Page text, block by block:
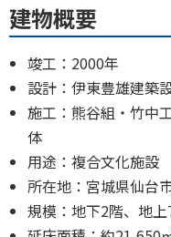
建物概要
竣工：2000年
設計：伊東豊雄建築
施工：熊谷組・竹中
体
用途：複合文化施設
所在地：宮城県仙台
規模：地下2階、地